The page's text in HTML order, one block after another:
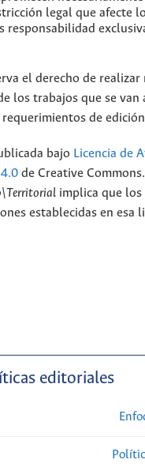
legal que afecte
el derecho de realizar
los trabajos que se van
de
bajo Licencia de
de Creative
implica que los
establecidas en esa
editoriales